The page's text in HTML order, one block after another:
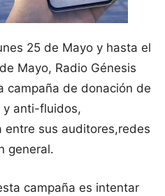
25 de Mayo y hasta el
Mayo, Radio Génesis
campaña de donación de
y anti-fluidos,
sus auditores,redes
general.
campaña es intentar